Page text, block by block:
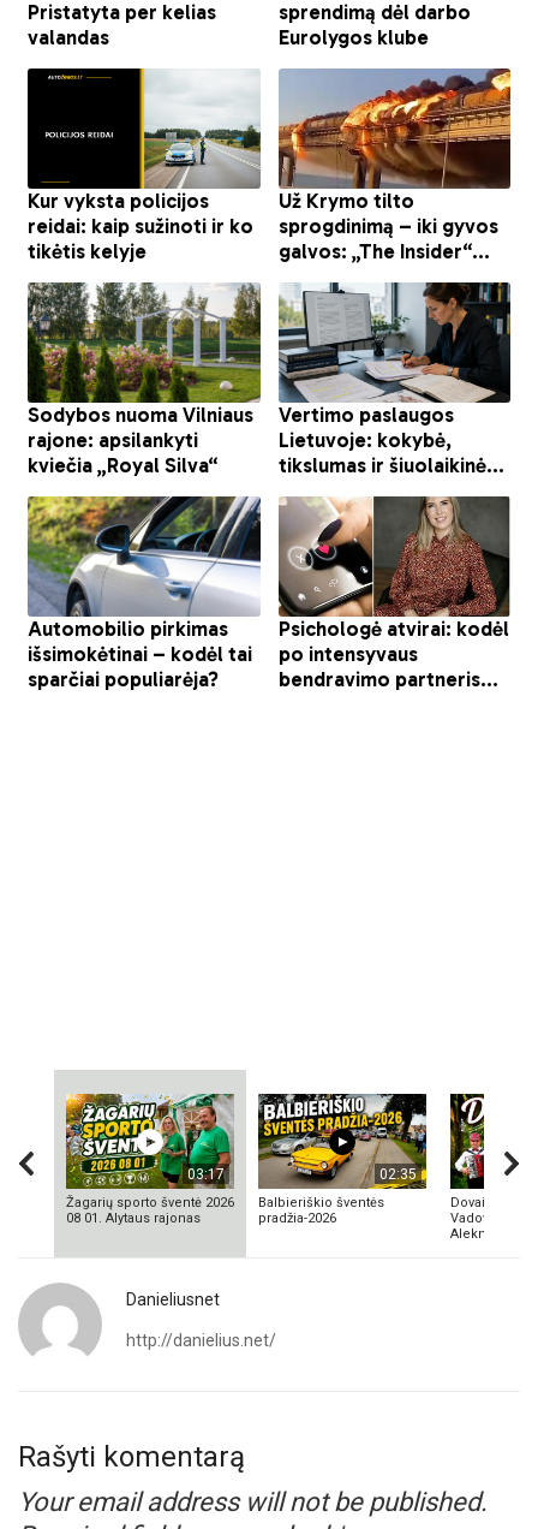
03:17
Žagarių sporto šventė 2026
08 01. Alytaus rajonas
02:35
Balbieriškio šventės
pradžia-2026
Dovainonių
Vadovas
Aleknavičius
Danieliusnet
http://danielius.net/
Rašyti komentarą
Your email address will not be published.